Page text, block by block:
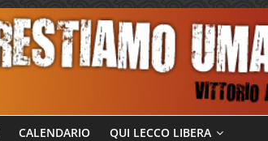
CALENDARIO QUI LECCO LIBERA